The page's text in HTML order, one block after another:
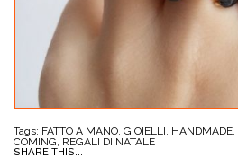
Tags: FATTO A MANO, GIOIELLI, HANDMADE,
COMING, REGALI DI NATALE
SHARE THIS...